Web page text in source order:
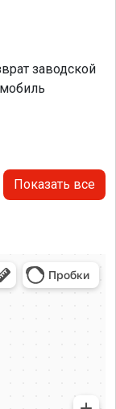
заводской
Показать все